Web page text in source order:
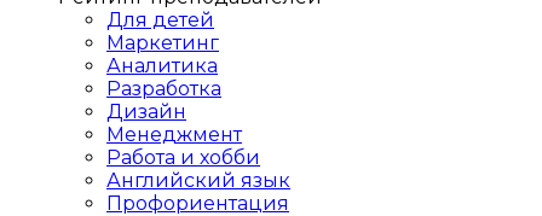
Для детей
Маркетинг
Аналитика
Разработка
Дизайн
Менеджмент
Работа и хобби
Английский язык
Профориентация